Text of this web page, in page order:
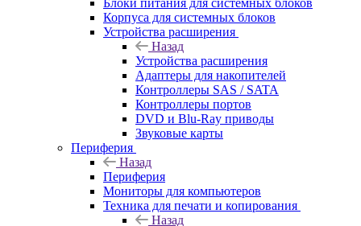
Блоки питания для системных блоков
Корпуса для системных блоков
Устройства расширения
Назад
Устройства расширения
Адаптеры для накопителей
Контроллеры SAS / SATA
Контроллеры портов
DVD и Blu-Ray приводы
Звуковые карты
Периферия
Назад
Периферия
Мониторы для компьютеров
Техника для печати и копирования
Назад